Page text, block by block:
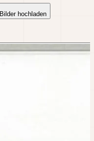
Bilder hochladen